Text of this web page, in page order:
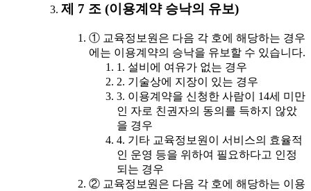
제 7 조 (이용계약 승낙의 유보)
① 교육정보원은 다음 각 호에 해당하는 경우
에는 이용계약의 승낙을 유보할 수 있습니다.
1. 설비에 여유가 없는 경우
2. 기술상에 지장이 있는 경우
3. 이용계약을 신청한 사람이 14세 미만
인 자로 친권자의 동의를 득하지 않았
을 경우
4. 기타 교육정보원이 서비스의 효율적
인 운영 등을 위하여 필요하다고 인정
되는 경우
② 교육정보원은 다음 각 호에 해당하는 이용